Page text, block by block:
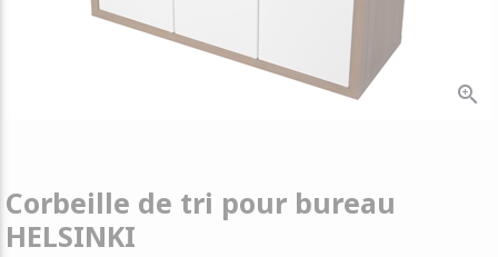
zoom_in
Corbeille de tri pour bureau
HELSINKI